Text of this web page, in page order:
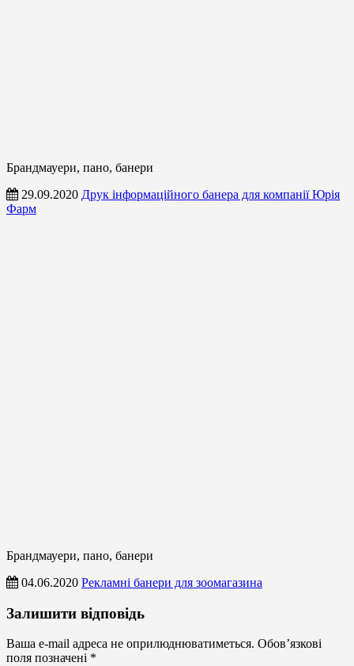
Брандмауери, пано, банери
29.09.2020 Друк інформаційного банера для компанії Юрія
Фарм
Брандмауери, пано, банери
04.06.2020 Рекламні банери для зоомагазина
Брандмауери,
банери
Залишити відповідь
Ваша e-mail адреса не оприлюднюватиметься. Обов’язкові
поля позначені *